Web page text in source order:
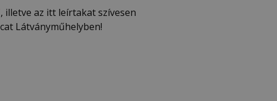
, illetve az itt leírtakat szívesen
Látványműhelyben!